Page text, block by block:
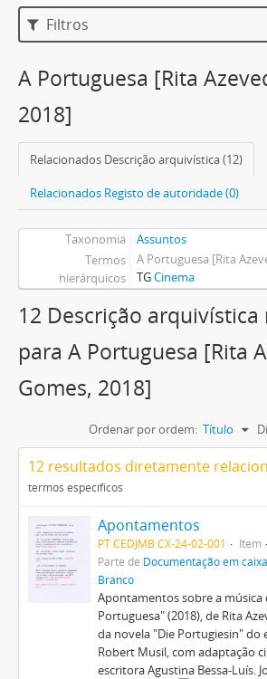
Filtros
A Portuguesa [Rita
2018]
Relacionados Descrição arquivística (12)
Relacionados Registo de autoridade (0)
Taxonomia
Assuntos
Termos
hierárquicos
A Portuguesa [Rita
TGCinema
12 Descrição
para A Portuguesa [Rita
Gomes, 2018]
Ordenar por ordem: Título
12 resultados diretamente
termos específicos
Apontamentos
PT CEDJMB CX-24-02-001 Item
Parte de Documentação em
Branco
Apontamentos sobre a música
Portuguesa" (2018), de Rita
da novela "Die Portugiesin" do
Robert Musil, com adaptação
escritora Agustina Bessa-Luís.